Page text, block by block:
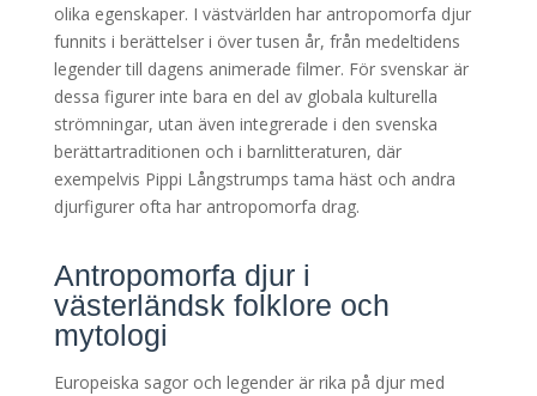
olika egenskaper. I västvärlden har antropomorfa djur
funnits i berättelser i över tusen år, från medeltidens
legender till dagens animerade filmer. För svenskar är
dessa figurer inte bara en del av globala kulturella
strömningar, utan även integrerade i den svenska
berättartraditionen och i barnlitteraturen, där
exempelvis Pippi Långstrumps tama häst och andra
djurfigurer ofta har antropomorfa drag.
Antropomorfa djur i
västerländsk folklore och
mytologi
Europeiska sagor och legender är rika på djur med